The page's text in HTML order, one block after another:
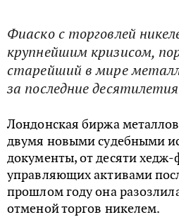
Фиаско с торговлей
крупнейшим кризисом,
старейший в мире
за последние десятилетия
Лондонская биржа
двумя новыми судебными
документы, от десяти
управляющих активами
прошлом году она
отменой торгов никелем.